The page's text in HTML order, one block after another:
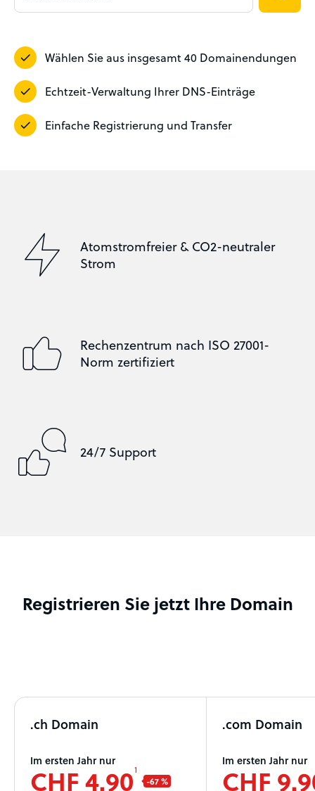
Wählen Sie aus insgesamt 40 Domainendungen
Echtzeit-Verwaltung Ihrer DNS-Einträge
Einfache Registrierung und Transfer
Atomstromfreier & CO2-neutraler
Strom
Rechenzentrum nach ISO 27001-
Norm zertifiziert
24/7 Support
Registrieren Sie jetzt Ihre Domain
.ch Domain
Im ersten Jahr nur
CHF 4.901
.com Domain
Im ersten Jahr nur
CHF